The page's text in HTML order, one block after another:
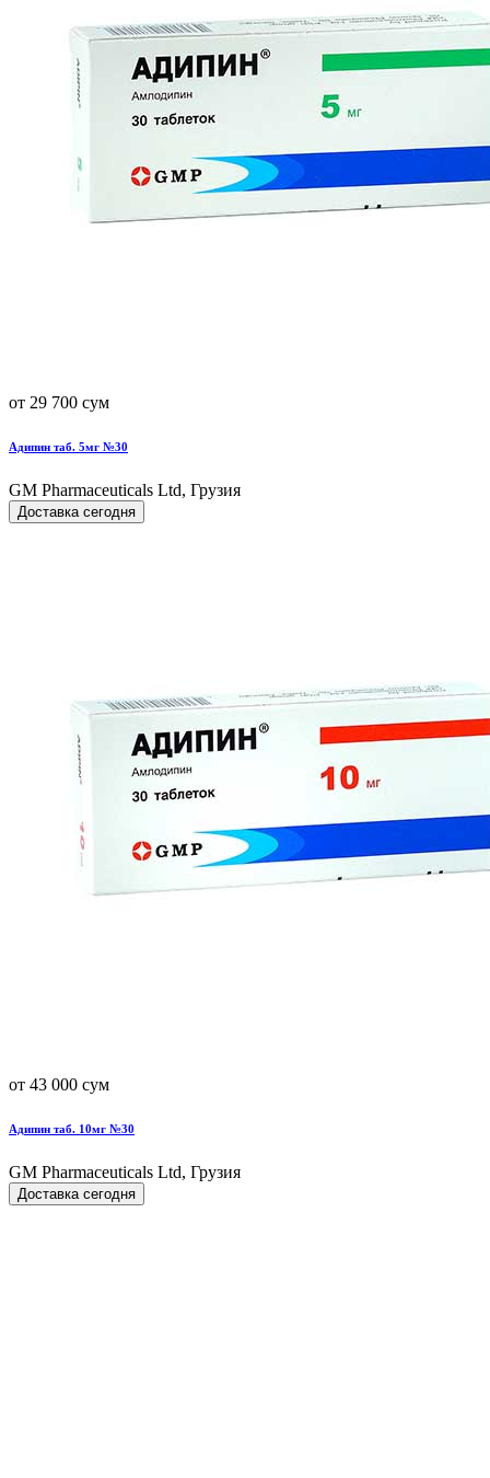
от 29 700 сум
Адипин таб. 5мг №30
GM Pharmaceuticals Ltd, Грузия
Доставка сегодня
от 43 000 сум
Адипин таб. 10мг №30
GM Pharmaceuticals Ltd, Грузия
Доставка сегодня